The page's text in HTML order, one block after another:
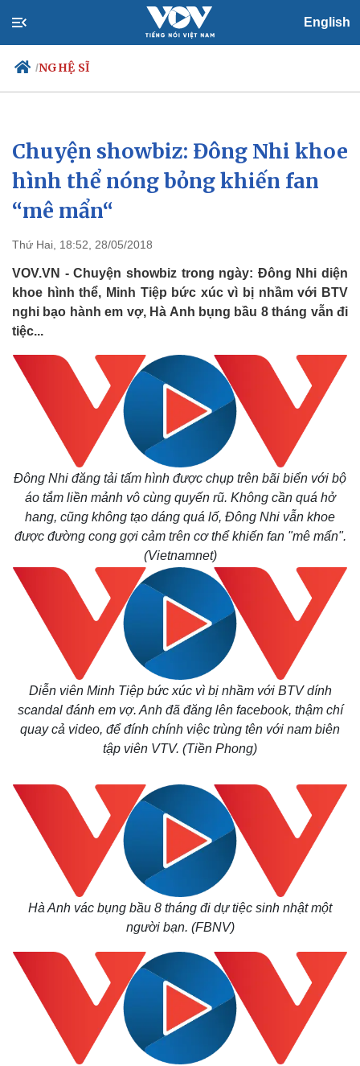
English
/NGHỆ SĨ
Chính trị
Đảng
Tổ chức nhân sự
Quốc hội
Xã hội
Tin 24h
Dự báo thời tiết
Cuộc sống đó đây
Hồ sơ
Multimedia
Ảnh
E-Magazine
Infographic
Chuyện showbiz: Đông Nhi khoe
hình thể nóng bỏng khiến fan
“mê mẩn“
Thứ Hai, 18:52, 28/05/2018
VOV.VN - Chuyện showbiz trong ngày: Đông Nhi diện
khoe hình thể, Minh Tiệp bức xúc vì bị nhầm với BTV
nghi bạo hành em vợ, Hà Anh bụng bầu 8 tháng vẫn đi
tiệc...
Đông Nhi đăng tải tấm hình được chụp trên bãi biển với bộ
áo tắm liền mảnh vô cùng quyến rũ. Không cần quá hở
hang, cũng không tạo dáng quá lố, Đông Nhi vẫn khoe
được đường cong gợi cảm trên cơ thể khiến fan "mê mẩn".
(Vietnamnet)
Diễn viên Minh Tiệp bức xúc vì bị nhầm với BTV dính
scandal đánh em vợ. Anh đã đăng lên facebook, thậm chí
quay cả video, để đính chính việc trùng tên với nam biên
tập viên VTV. (Tiền Phong)
Hà Anh vác bụng bầu 8 tháng đi dự tiệc sinh nhật một
người bạn. (FBNV)